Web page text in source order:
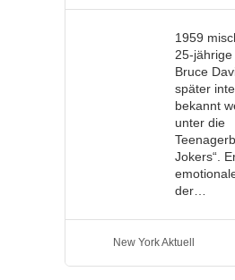
1959
25-
Bruce
später
bekannt
unter die
Jokers“.
der…
New York Aktuell